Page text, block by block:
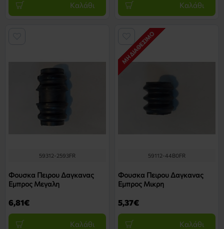
Καλάθι Καλάθι
59312-2593FR
Φουσκα Πειρου Δαγκανας
Εμπρος Μεγαλη
6,81€
Καλάθι
ΜΗ ΔΙΑΘΈΣΙΜΟ
59112-44B0FR
Φουσκα Πειρου Δαγκανας
Εμπρος Μικρη
5,37€
Καλάθι